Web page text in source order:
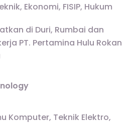
Ekonomi, FISIP, Hukum
di Duri, Rumbai dan
PT. Pertamina Hulu Rokan
Komputer, Teknik Elektro,